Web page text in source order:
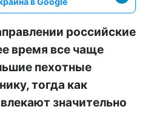
российские
время все чаще
пехотные
тогда как
значительно